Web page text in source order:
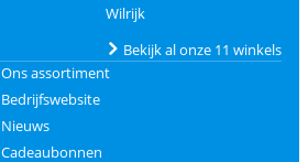
Wilrijk
Bekijk al onze 11 winkels
Ons assortiment
Bedrijfswebsite
Nieuws
Cadeaubonnen